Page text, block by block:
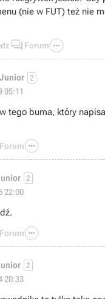
(nie w FUT) też nie
 Forum 
Junior 2
05:11
tego buma, który
Forum 
2
22:00
Forum 
2
20:33